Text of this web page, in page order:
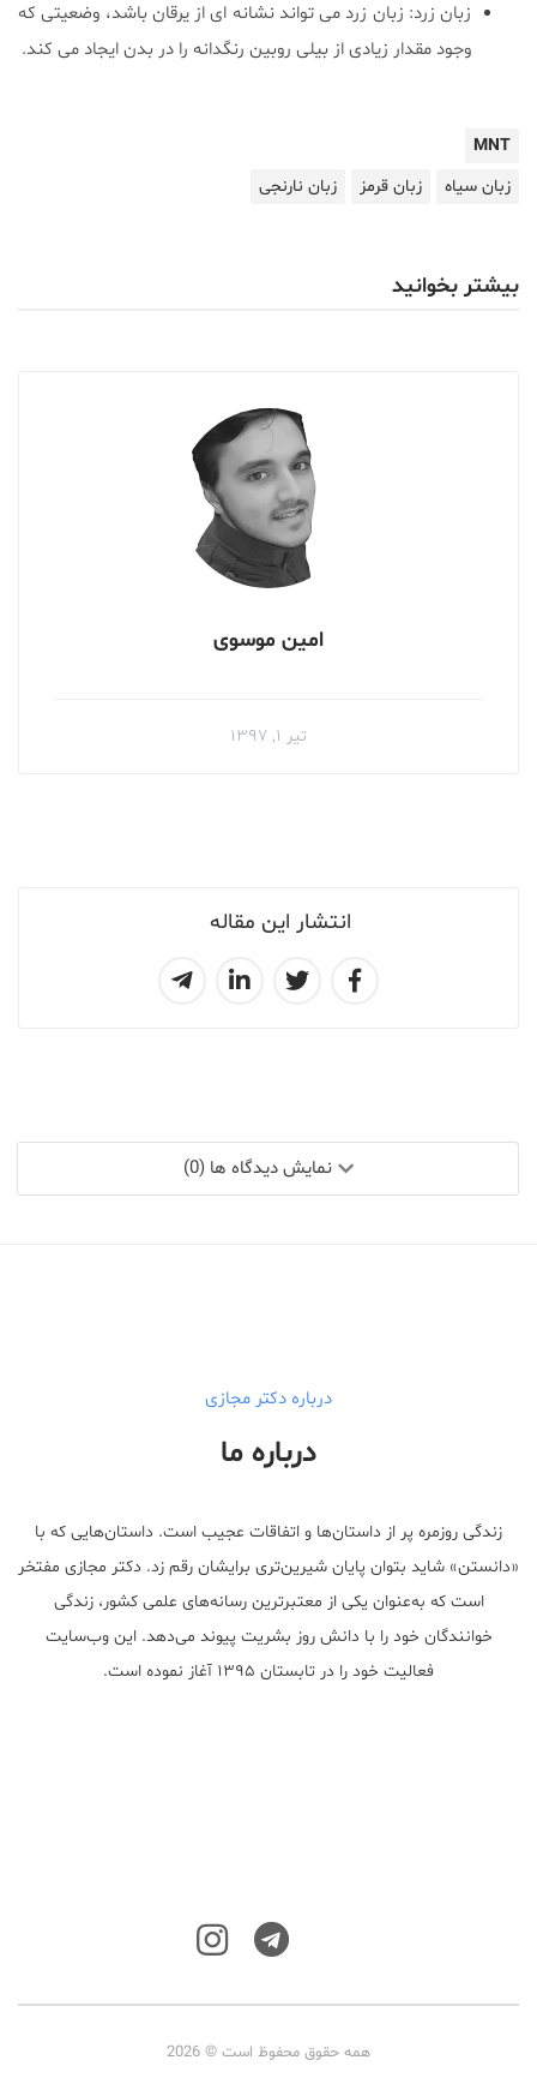
انتشار این مقاله
زبان زرد: زبان زرد می تواند نشانه ای از یرقان باشد، وضعیتی که
وجود مقدار زیادی از بیلی روبین رنگدانه را در بدن ایجاد می کند.
MNT
زبان سیاه
زبان قرمز زبان نارنجی
بیشتر بخوانید
امین موسوی
تیر ۱, ۱۳۹۷
نمایش دیدگاه ها (0)
درباره دکتر مجازی
درباره ما
زندگی روزمره پر از داستان‌ها و اتفاقات عجیب است. داستان‌هایی که با
«دانستن» شاید بتوان پایان شیرین‌تری برایشان رقم زد. دکتر مجازی مفتخر
است که به‌عنوان یکی از معتبر‌ترین رسانه‌های علمی کشور، زندگی
خوانندگان خود را با دانش روز بشریت پیوند می‌دهد. این وب‌سایت
فعالیت خود را در تابستان ۱۳۹۵ آغاز نموده است.
همه حقوق محفوظ است © 2026